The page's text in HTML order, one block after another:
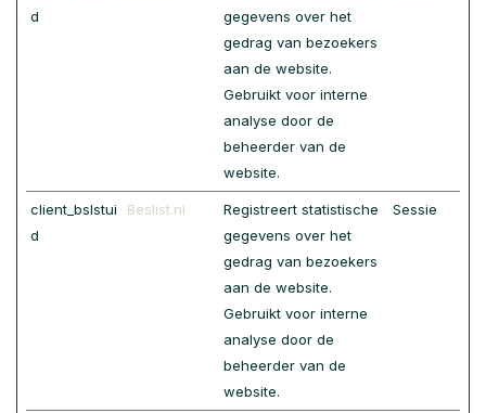
d
gegevens over het
gedrag van bezoekers
aan de website.
Gebruikt voor interne
analyse door de
beheerder van de
website.
client_bslstui
d
Beslist.nl
Registreert statistische
gegevens over het
gedrag van bezoekers
aan de website.
Gebruikt voor interne
analyse door de
beheerder van de
website.
Sessie